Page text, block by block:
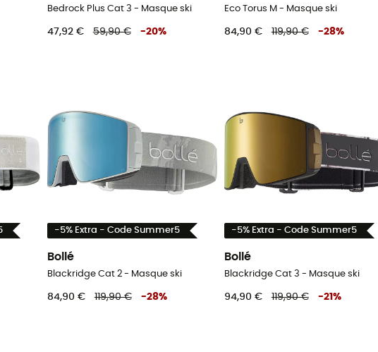
Bedrock Plus Cat 3 - Masque ski
47,92 € 59,90 € -20%
Eco Torus M - Masque ski
84,90 € 119,90 € -28%
-5% Extra - Code Summer5
Bollé
Blackridge Cat 2 - Masque ski
84,90 € 119,90 € -28%
-5% Extra - Code Summer5
Bollé
Blackridge Cat 3 - Masque ski
94,90 € 119,90 € -21 %